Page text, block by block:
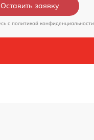
Оставить заявку
c политикой конфиденциальности